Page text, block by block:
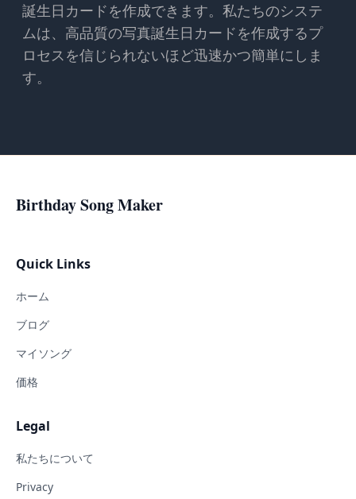
誕生日カードを作成できます。私たちのシステ
ムは、高品質の写真誕生日カードを作成するプ
ロセスを信じられないほど迅速かつ簡単にしま
す。
Birthday Song Maker
Quick Links
ホーム
ブログ
マイソング
価格
Legal
私たちについて
Privacy